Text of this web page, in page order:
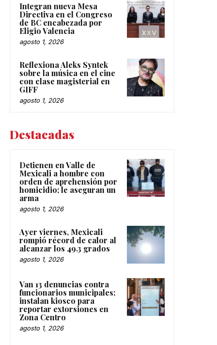
Integran nueva Mesa
Directiva en el Congreso
de BC encabezada por
Eligio Valencia
agosto 1, 2026
Reflexiona Aleks Syntek
sobre la música en el cine
con clase magisterial en
GIFF
agosto 1, 2026
Destacadas
Detienen en Valle de
Mexicali a hombre con
orden de aprehensión por
homicidio; le aseguran un
arma
agosto 1, 2026
Ayer viernes, Mexicali
rompió récord de calor al
alcanzar los 49.3 grados
agosto 1, 2026
Van 13 denuncias contra
funcionarios municipales;
instalan kiosco para
reportar extorsiones en
Zona Centro
agosto 1, 2026